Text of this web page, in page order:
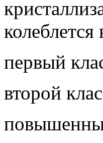
колеблется
первый
второй